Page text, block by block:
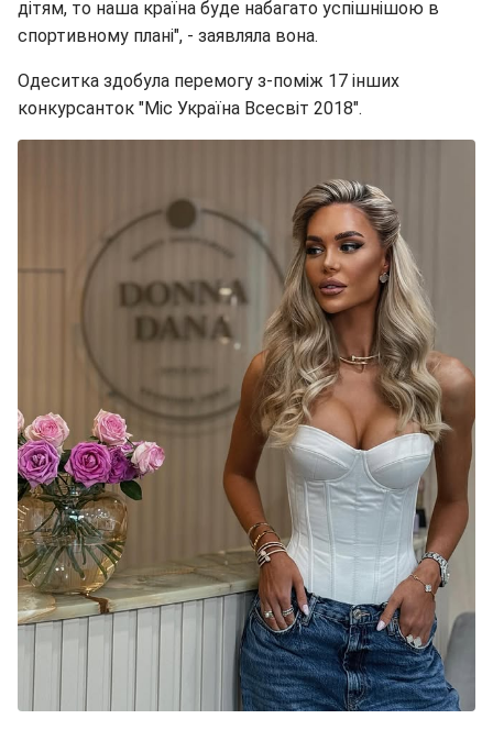
дітям, то наша країна буде набагато успішнішою в
спортивному плані", - заявляла вона.
Одеситка здобула перемогу з-поміж 17 інших
конкурсанток "Міс Україна Всесвіт 2018".